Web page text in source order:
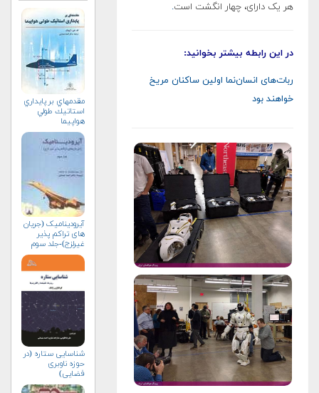
هر یک دارای، چهار انگشت است.
در این رابطه بیشتر بخوانید:
ربات‌های انسان‌نما اولین ساکنان مریخ
خواهند بود
مقدمه‏اي بر پايداري
استاتيك طولي
هواپيما
آیرودینامیک (جریان
های تراکم پذیر
غیرلزج)-جلد سوم
شناسایی ستاره (در
حوزه ناوبری
فضایی)